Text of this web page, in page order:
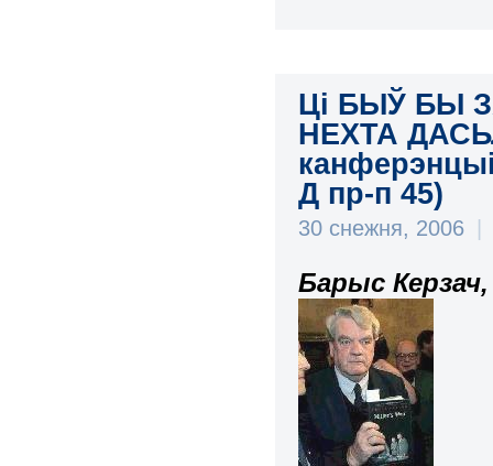
Ці БЫЎ БЫ
НЕХТА
канферэнцыі
Д пр-п 45)
30 снежня, 2006 |
Барыс